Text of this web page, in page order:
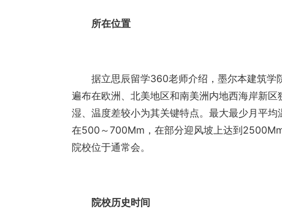
所在位置
据立思辰留学360老师介绍，墨尔本建筑学
遍布在欧洲、北美地区和南美洲内地西海岸新
湿、温度差较小为其关键特点。最大最少月平
在500～700Mm，在部分迎风坡上达到
院校位于通常会。
院校历史时间